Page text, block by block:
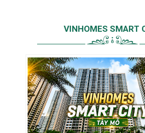
VINHOMES SMART